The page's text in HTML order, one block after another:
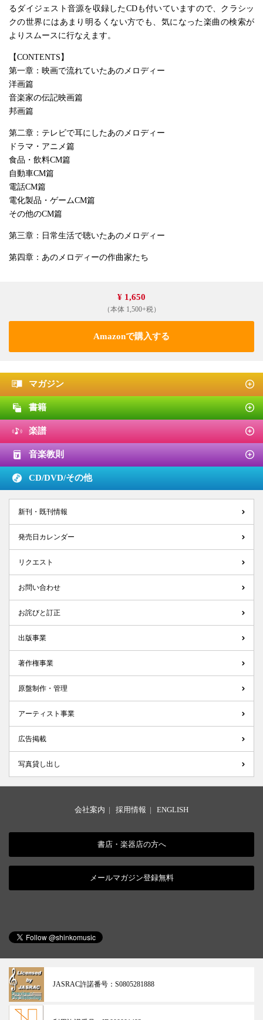
るダイジェスト音源を収録したCDも付いていますので、クラシッ
クの世界にはあまり明るくない方でも、気になった楽曲の検索が
よりスムースに行なえます。
【CONTENTS】
第一章：映画で流れていたあのメロディー
洋画篇
音楽家の伝記映画篇
邦画篇
第二章：テレビで耳にしたあのメロディー
ドラマ・アニメ篇
食品・飲料CM篇
自動車CM篇
電話CM篇
電化製品・ゲームCM篇
その他のCM篇
第三章：日常生活で聴いたあのメロディー
第四章：あのメロディーの作曲家たち
¥ 1,650
（本体 1,500+税）
Amazonで購入する
マガジン
書籍
楽譜
音楽教則
CD/DVD/その他
新刊・既刊情報
発売日カレンダー
リクエスト
お問い合わせ
お詫びと訂正
出版事業
著作権事業
原盤制作・管理
アーティスト事業
広告掲載
写真貸し出し
会社案内 | 採用情報 | ENGLISH
書店・楽器店の方へ
メールマガジン登録無料
JASRAC許諾番号： S0805281888